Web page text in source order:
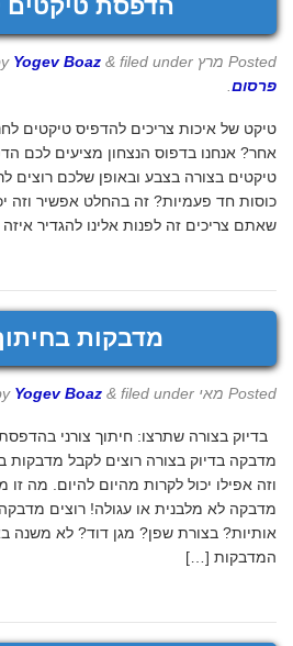
הדפסת טיקטים
Posted מרץ 19th, 2020 Yogev Boaz & filed under
פרסום
טיקט של איכות צריכים להדפיס טיקטים
אחר? אנחנו בדפוס הנצחון מציעים לכם
טיקטים בצורה בצבע ובאופן שלכם רוצים
כוסות חד פעמיות? זה בהחלט אפשיר וזה
שאתם צריכים זה לפנות אלינו להגדיר
מדבקות
Posted מאי 26th, 2019 Yogev Boaz & filed under
בדיוק בצורה שתרצו: חיתוך צורני
מדבקה בדיוק בצורה רוצים לקבל מדבקות
וזה אפילו יכול לקרות מהיום להיום. מה זו
מדבקה לא מלבנית או עגולה! רוצים
אותיות? בצורת שפן? מגן דוד? לא משנה
המדבקות […]